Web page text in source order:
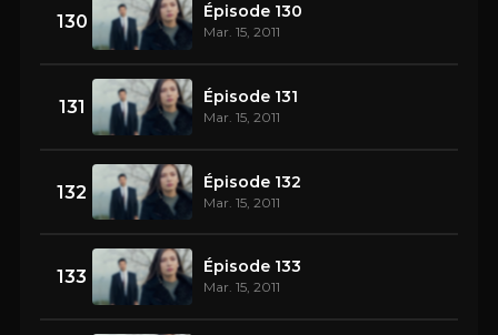
130 Épisode 130
Mar. 15, 2011
131 Épisode 131
Mar. 15, 2011
132 Épisode 132
Mar. 15, 2011
133 Épisode 133
Mar. 15, 2011